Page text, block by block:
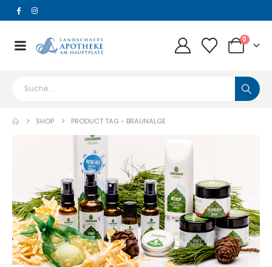
0
SHOP PRODUCT TAG - BRAUNALGE